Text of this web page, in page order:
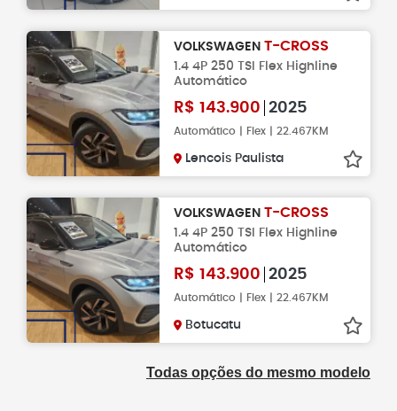
VOLKSWAGEN T-CROSS
1.4 4P 250 TSI Flex Highline
Automático
R$ 143.900 2025
Automático | Flex | 22.467KM
Lencois Paulista
VOLKSWAGEN T-CROSS
1.4 4P 250 TSI Flex Highline
Automático
R$ 143.900 2025
Automático | Flex | 22.467KM
Botucatu
Todas opções do mesmo modelo